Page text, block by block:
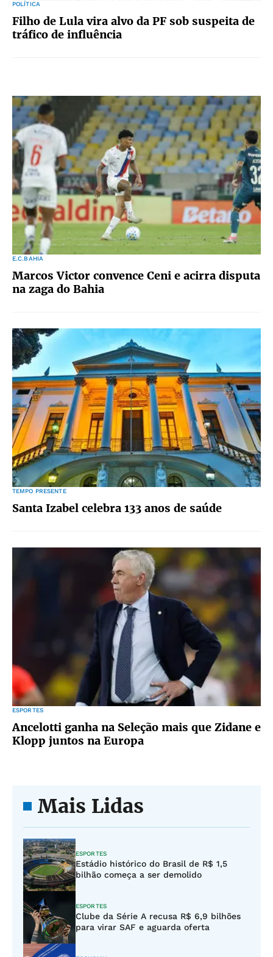
POLÍTICA
Filho de Lula vira alvo da PF sob suspeita de
tráfico de influência
E.C.BAHIA
Marcos Victor convence Ceni e acirra disputa
na zaga do Bahia
TEMPO PRESENTE
Santa Izabel celebra 133 anos de saúde
ESPORTES
Ancelotti ganha na Seleção mais que Zidane e
Klopp juntos na Europa
Mais Lidas
ESPORTES
Estádio histórico do Brasil de R$ 1,5
bilhão começa a ser demolido
ESPORTES
Clube da Série A recusa R$ 6,9 bilhões
para virar SAF e aguarda oferta